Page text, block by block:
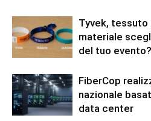
Tyvek, tessuto
materiale
del tuo evento?
FiberCop
nazionale
data center